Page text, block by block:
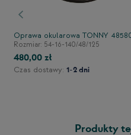
Poprzedni
Oprawa okularowa TONNY
Rozmiar: 54-16-140/48/125
480,00 zł
Czas dostawy: 1-2 dni
Produkty